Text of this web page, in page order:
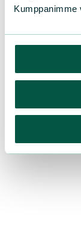
Kumppanimme